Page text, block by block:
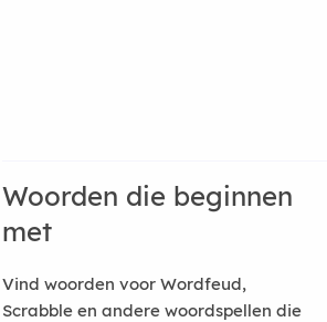
Woorden die beginnen
met
Vind woorden voor Wordfeud,
Scrabble en andere woordspellen die